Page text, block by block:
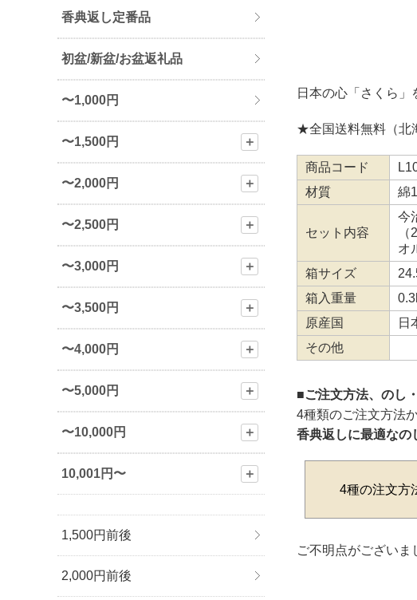
日本の心「さくら」
★全国送料無料（北
商品コード
材質
綿
セット内容
今
オ
箱サイズ
箱入重量
原産国
日
その他
■ご注文方法、のし
4種類のご注文方法
香典返しに最適なの
4種の注文方
ご不明点がございま
香典返し定番品
初盆/新盆/お盆返礼品
〜1,000円
〜1,500円 ＋
〜2,000円 ＋
〜2,500円 ＋
〜3,000円 ＋
〜3,500円 ＋
〜4,000円 ＋
〜5,000円 ＋
〜10,000円 ＋
10,001円〜 ＋
1,500円前後
2,000円前後